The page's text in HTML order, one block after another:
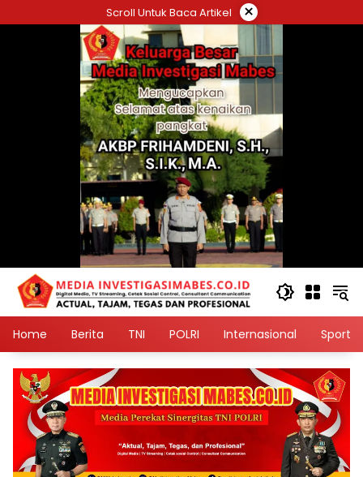
ke
Scroll Untuk Baca Artikel ×
Home Berita TNI POLRI Internasional Sport